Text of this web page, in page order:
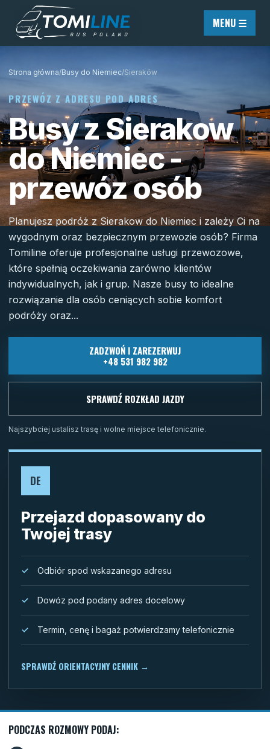
Przejdź do treści
MENU ☰
Strona główna/Busy do Niemiec/Sieraków
PRZEWÓZ Z ADRESU POD ADRES
Busy z Sierakow
do Niemiec -
przewóz osób
Planujesz podróż z Sierakow do Niemiec i zależy Ci na
wygodnym oraz bezpiecznym przewozie osób? Firma
Tomiline oferuje profesjonalne usługi przewozowe,
które spełnią oczekiwania zarówno klientów
indywidualnych, jak i grup. Nasze busy to idealne
rozwiązanie dla osób ceniących sobie komfort
podróży oraz...
ZADZWOŃ I ZAREZERWUJ
+48 531 982 982
SPRAWDŹ ROZKŁAD JAZDY
Najszybciej ustalisz trasę i wolne miejsce telefonicznie.
DE
Przejazd dopasowany do
Twojej trasy
Odbiór spod wskazanego adresu
Dowóz pod podany adres docelowy
Termin, cenę i bagaż potwierdzamy telefonicznie
SPRAWDŹ ORIENTACYJNY CENNIK →
PODCZAS ROZMOWY PODAJ: